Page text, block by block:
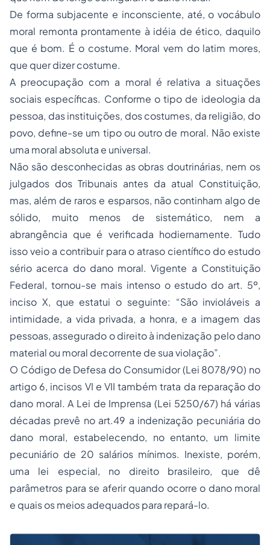
De forma subjacente e inconsciente, até, o vocábulo
moral remonta prontamente à idéia de ético, daquilo
que é bom. É o costume. Moral vem do latim mores,
que quer dizer costume.
A preocupação com a moral é relativa a situações
sociais específicas. Conforme o tipo de ideologia da
pessoa, das instituições, dos costumes, da religião, do
povo, define-se um tipo ou outro de moral. Não existe
uma moral absoluta e universal.
Não são desconhecidas as obras doutrinárias, nem os
julgados dos Tribunais antes da atual Constituição,
mas, além de raros e esparsos, não continham algo de
sólido, muito menos de sistemático, nem a
abrangência que é verificada hodiernamente. Tudo
isso veio a contribuir para o atraso científico do estudo
sério acerca do dano moral. Vigente a Constituição
Federal, tornou-se mais intenso o estudo do art. 5º,
inciso X, que estatui o seguinte: “São invioláveis a
intimidade, a vida privada, a honra, e a imagem das
pessoas, assegurado o direito à indenização pelo dano
material ou moral decorrente de sua violação”.
O Código de Defesa do Consumidor (Lei 8078/90) no
artigo 6, incisos VI e VII também trata da reparação do
dano moral. A Lei de Imprensa (Lei 5250/67) há várias
décadas prevê no art.49 a indenização pecuniária do
dano moral, estabelecendo, no entanto, um limite
pecuniário de 20 salários mínimos. Inexiste, porém,
uma lei especial, no direito brasileiro, que dê
parâmetros para se aferir quando ocorre o dano moral
e quais os meios adequados para repará-lo.